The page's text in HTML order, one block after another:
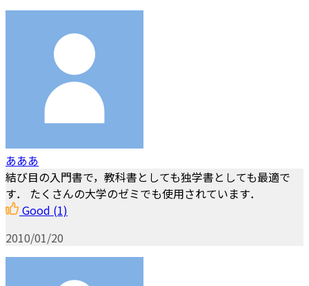
あああ
結び目の入門書で，教科書としても独学書としても最適で
す． たくさんの大学のゼミでも使用されています．
Good (1)
2010/01/20